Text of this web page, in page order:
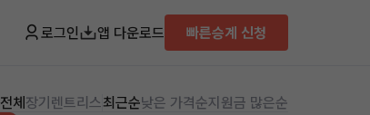
로그인 앱 다운로드 빠른승계 신청
전체 장기렌트리스최근순낮은 가격순지원금 많은순